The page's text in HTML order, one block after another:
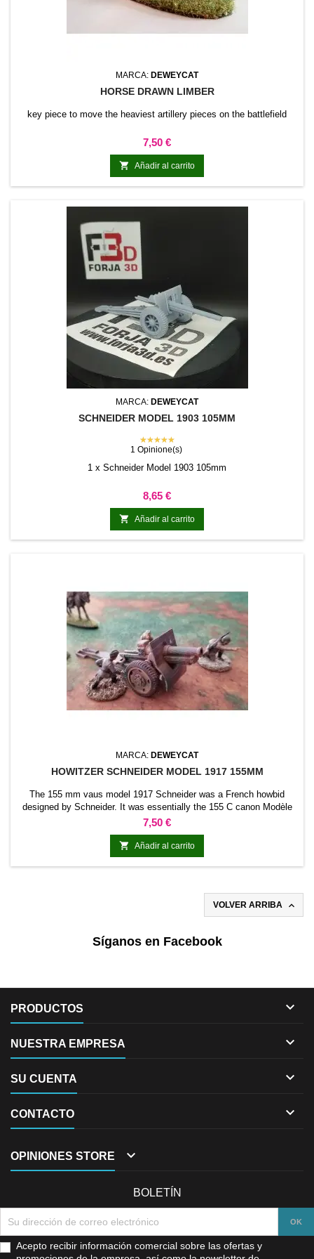
MARCA: DEWEYCAT
HORSE DRAWN LIMBER
key piece to move the heaviest artillery pieces on the battlefield
Precio
7,50 €
 Añadir al carrito
MARCA: DEWEYCAT
SCHNEIDER MODEL 1903 105MM
★★★★★
1 Opinione(s)
1 x Schneider Model 1903 105mm
Precio
8,65 €
 Añadir al carrito
MARCA: DEWEYCAT
HOWITZER SCHNEIDER MODEL 1917 155MM
The 155 mm vaus model 1917 Schneider was a French howbid
designed by Schneider. It was essentially the 155 C canon Modèle
1915 Schneider with a plastic shutter to use propellant load in fabric
loots instead of metal sheath. He was used during World War. At the
beginning of World War II it was still in service.
Precio
7,50 €
 Añadir al carrito
VOLVER ARRIBA 
Síganos en Facebook
PRODUCTOS 
NUESTRA EMPRESA 
SU CUENTA 
CONTACTO 
OPINIONES STORE 
BOLETÍN
Acepto recibir información comercial sobre las ofertas y